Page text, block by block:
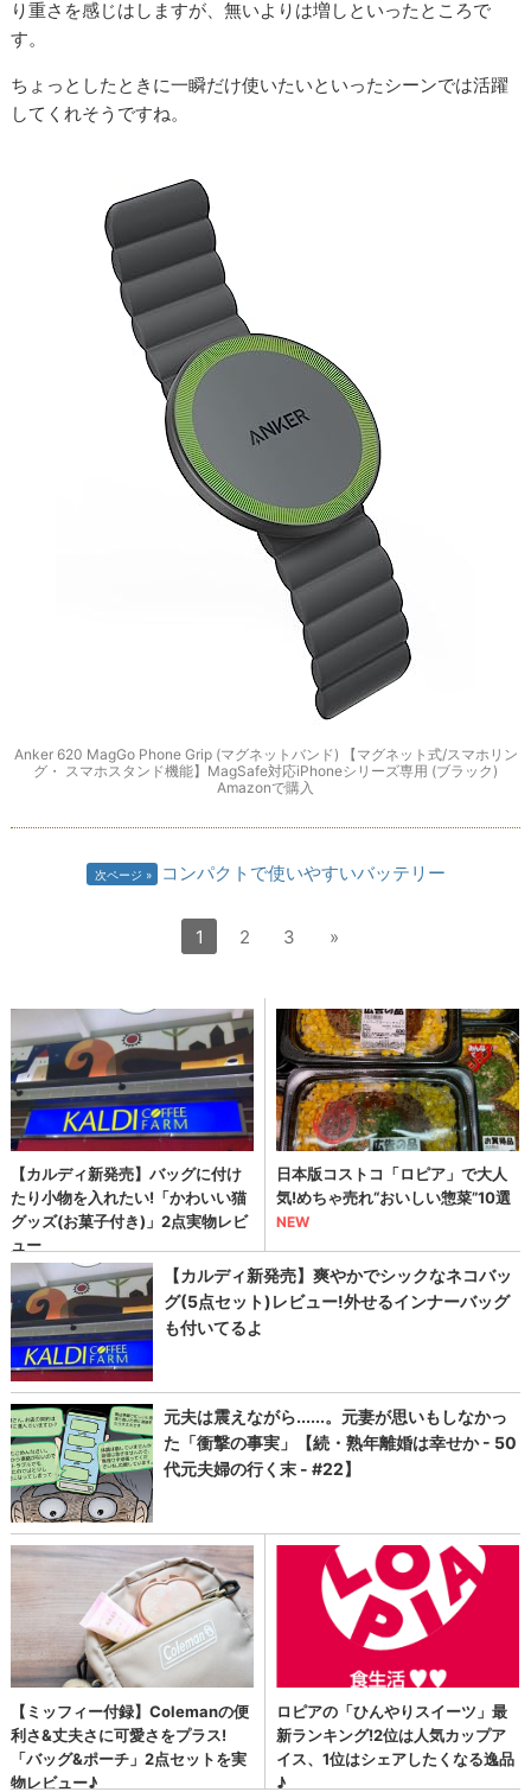
り重さを感じはしますが、無いよりは増しといったところで
す。
ちょっとしたときに一瞬だけ使いたいといったシーンでは活躍
してくれそうですね。
Anker 620 MagGo Phone Grip (マグネットバンド) 【マグネット式/スマホリン
グ・ スマホスタンド機能】MagSafe対応iPhoneシリーズ専用 (ブラック)
Amazonで購入
次ページ コンパクトで使いやすいバッテリー
1 2 3 »